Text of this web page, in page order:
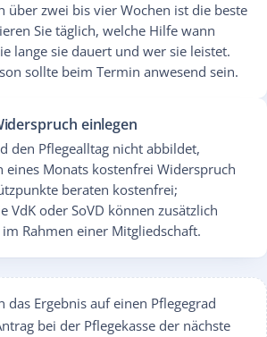
über zwei bis vier Wochen ist die beste
Sie täglich, welche Hilfe wann
lange sie dauert und wer sie leistet.
sollte beim Termin anwesend sein.
einlegen
den Pflegealltag nicht abbildet,
eines Monats kostenfrei Widerspruch
beraten kostenfrei;
VdK oder SoVD können zusätzlich
Rahmen einer Mitgliedschaft.
das Ergebnis auf einen Pflegegrad
bei der Pflegekasse der nächste